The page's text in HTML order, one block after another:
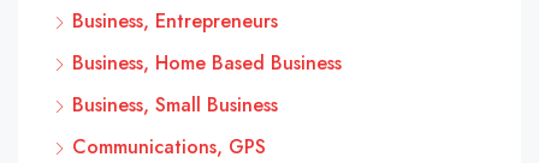
Business, Entrepreneurs
Business, Home Based Business
Business, Small Business
Communications, GPS